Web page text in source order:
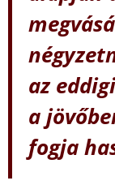
az
a
fogja